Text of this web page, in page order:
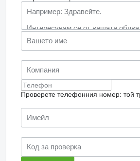
Проверете телефонния номер: той